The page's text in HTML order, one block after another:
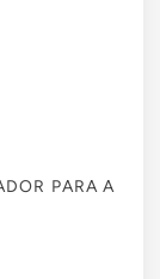
PARA A